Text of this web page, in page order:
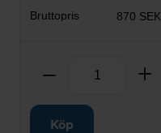
870 SEK
Ta bort
Köp